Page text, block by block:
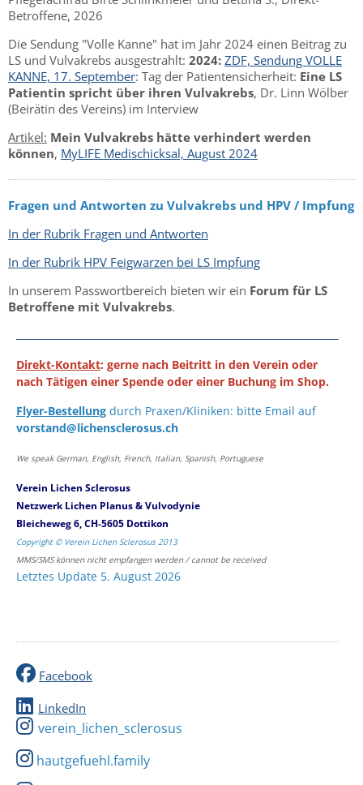
Betroffene, 2026
Die Sendung "Volle Kanne" hat im Jahr 2024 einen Beitrag zu
LS und Vulvakrebs ausgestrahlt: 2024: ZDF, Sendung VOLLE
KANNE, 17. September: Tag der Patientensicherheit: Eine LS
Patientin spricht über ihren Vulvakrebs, Dr. Linn Wölber
(Beirätin des Vereins) im Interview
Artikel: Mein Vulvakrebs hätte verhindert werden
können, MyLIFE Medischicksal, August 2024
Fragen und Antworten zu Vulvakrebs und HPV / Impfung
In der Rubrik Fragen und Antworten
In der Rubrik HPV Feigwarzen bei LS Impfung
In unserem Passwortbereich bieten wir ein Forum für LS
Betroffene mit Vulvakrebs.
Direkt-Kontakt: gerne nach Beitritt in den Verein oder
nach Tätigen einer Spende oder einer Buchung im Shop.
Flyer-Bestellung durch Praxen/Kliniken: bitte Email auf
vorstand@lichensclerosus.ch
We speak German, English, French, Italian, Spanish, Portuguese
Verein Lichen Sclerosus
Netzwerk Lichen Planus & Vulvodynie
Bleicheweg 6, CH-5605 Dottikon
Copyright © Verein Lichen Sclerosus 2013
MMS/SMS können nicht empfangen werden / cannot be received
Letztes Update 5. August 2026
Facebook
LinkedIn
verein_lichen_sclerosus
hautgefuehl.family